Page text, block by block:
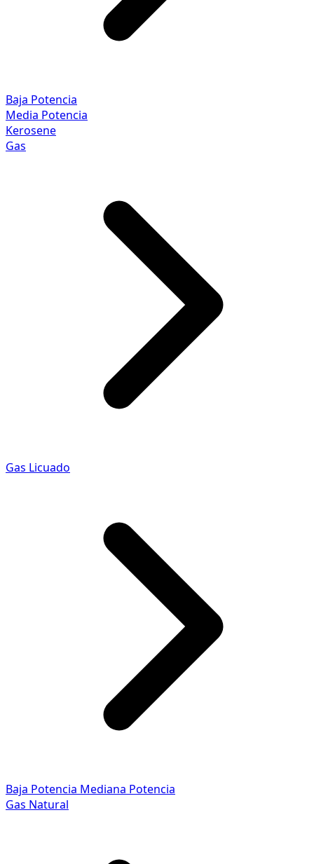
Baja Potencia
Media Potencia
Kerosene
Gas
Gas Licuado
Baja Potencia Mediana Potencia
Gas Natural